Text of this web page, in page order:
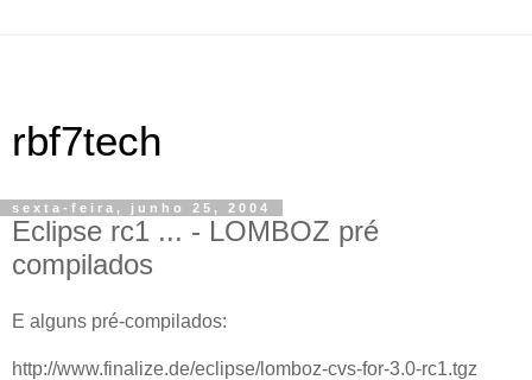
rbf7tech
sexta-feira, junho 25, 2004
Eclipse rc1 ... - LOMBOZ pré
compilados
E alguns pré-compilados:
http://www.finalize.de/eclipse/lomboz-cvs-for-3.0-rc1.tgz